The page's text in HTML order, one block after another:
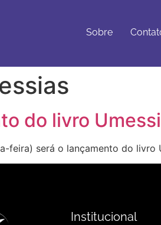
Sobre
do livro
feira) será o lançamento do livro
Institucional